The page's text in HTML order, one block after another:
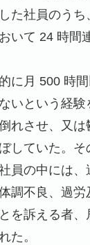
た社員のう
いて 24 時間
に月 500 時
いという経
れさせ、又
していた。
員の中には
調不良、過
を訴える者
た。